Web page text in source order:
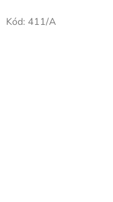
Kód: 411/A